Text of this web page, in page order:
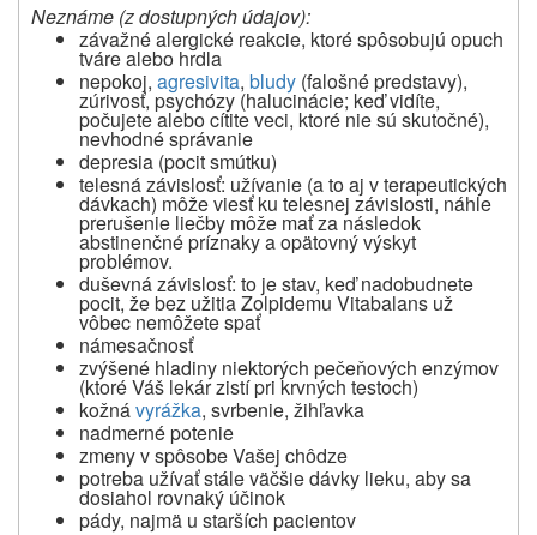
Neznáme (zdostupných údajov):
závažné alergické reakcie, ktoré spôsobujú opuch
tváre alebo hrdla
nepokoj, agresivita, bludy (falošné predstavy),
zúrivosť, psychózy (halucinácie; keď vidíte,
počujete alebo cítite veci, ktoré nie sú skutočné),
nevhodné správanie
depresia (pocit smútku)
telesná závislosť: užívanie (a to aj v terapeutických
dávkach) môže viesť ku telesnej závislosti, náhle
prerušenie liečby môže mať za následok
abstinenčné príznaky a opätovný výskyt
problémov.
duševná závislosť: to je stav, keď nadobudnete
pocit, že bez užitia Zolpidemu Vitabalans už
vôbec nemôžete spať
námesačnosť
zvýšené hladiny niektorých pečeňových enzýmov
(ktoré Váš lekár zistí pri krvných testoch)
kožnávyrážka, svrbenie, žihľavka
nadmerné potenie
zmeny v spôsobe Vašej chôdze
potreba užívať stále väčšie dávky lieku, aby sa
dosiahol rovnaký účinok
pády, najmä u starších pacientov